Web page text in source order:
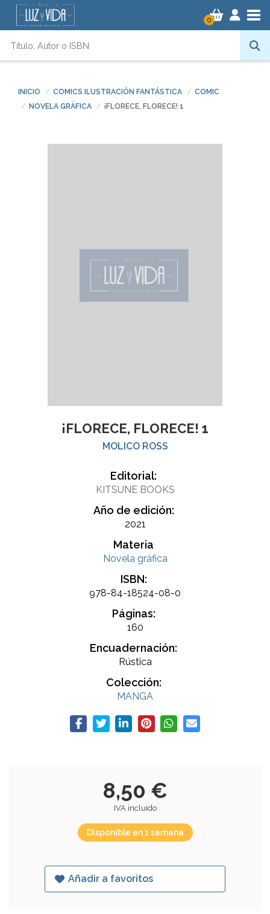
0
INICIO COMICS ILUSTRACIÓN FANTÁSTICA
COMIC
NOVELA GRÁFICA
¡FLORECE, FLORECE! 1
¡FLORECE, FLORECE! 1
MOLICO ROSS
Editorial:
KITSUNE BOOKS
Año de edición:
2021
Materia
Novela gráfica
ISBN:
978-84-18524-08-0
Páginas:
160
Encuadernación:
Rústica
Colección:
MANGA
8,50 €
IVA incluido
Disponible en 1 semana
Añadir a favoritos